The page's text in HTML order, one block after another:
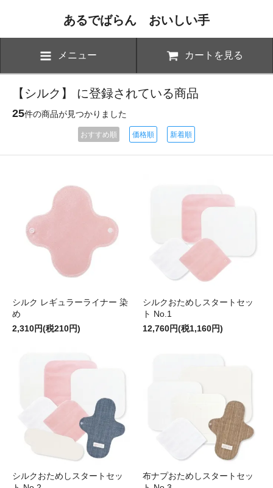
あるでばらん おいしい手
メニュー カートを見る
【シルク】 に登録されている商品
25件の商品が見つかりました
おすすめ順 価格順 新着順
シルク レギュラーライナー 染
め
2,310円(税210円)
シルクおためしスタートセッ
ト No.1
12,760円(税1,160円)
シルクおためしスタートセッ
布ナプおためしスタートセッ